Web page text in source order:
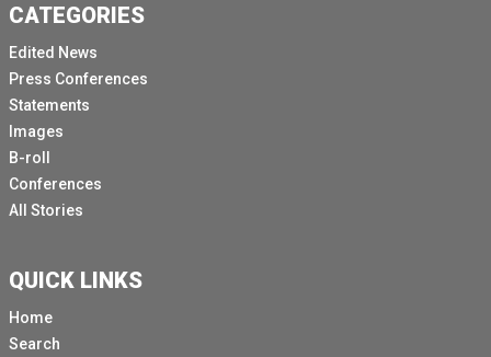
CATEGORIES
Edited News
Press Conferences
Statements
Images
B-roll
Conferences
All Stories
QUICK LINKS
Home
Search